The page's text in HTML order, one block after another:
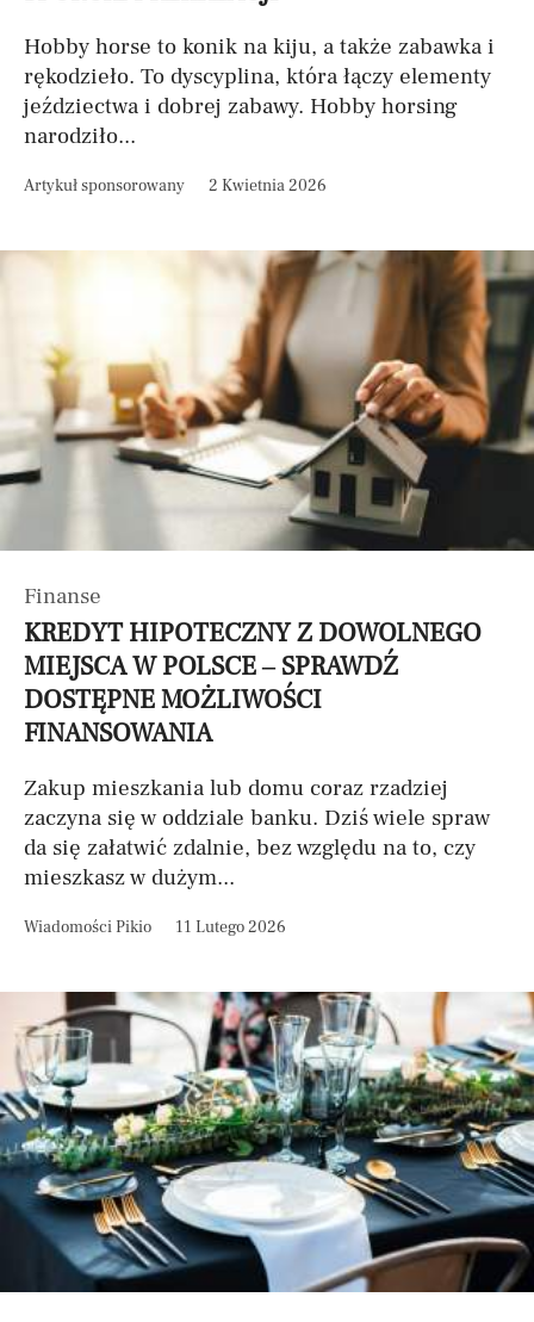
Hobby horse to konik na kiju, a także zabawka i
rękodzieło. To dyscyplina, która łączy elementy
jeździectwa i dobrej zabawy. Hobby horsing
narodziło...
Artykuł sponsorowany 2 Kwietnia 2026
Finanse
KREDYT HIPOTECZNY Z DOWOLNEGO
MIEJSCA W POLSCE – SPRAWDŹ
DOSTĘPNE MOŻLIWOŚCI
FINANSOWANIA
Zakup mieszkania lub domu coraz rzadziej
zaczyna się w oddziale banku. Dziś wiele spraw
da się załatwić zdalnie, bez względu na to, czy
mieszkasz w dużym...
Wiadomości Pikio 11 Lutego 2026